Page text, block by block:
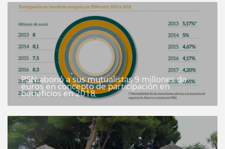
PSN abonó a sus mutualistas 9 millones de
euros en concepto de participación en
beneficios en 2018